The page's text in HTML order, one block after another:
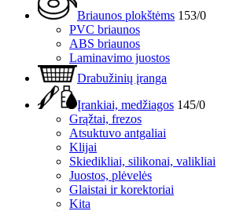
Briaunos plokštėms 153/0
PVC briaunos
ABS briaunos
Laminavimo juostos
Drabužinių įranga
Įrankiai, medžiagos 145/0
Grąžtai, frezos
Atsuktuvo antgaliai
Klijai
Skiedikliai, silikonai, valikliai
Juostos, plėvelės
Glaistai ir korektoriai
Kita